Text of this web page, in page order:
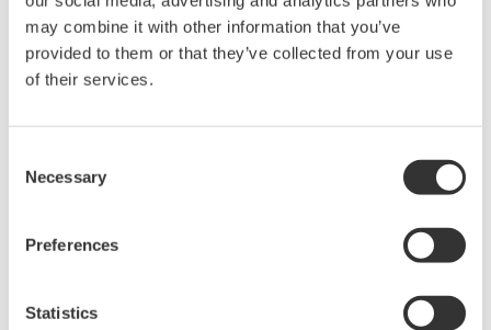
may combine it with other information that you’ve
provided to them or that they’ve collected from your use
of their services.
Selection
Necessary
Preferences
Statistics
メガソーラー用多系統連系
パワーコンディショナ計測
再エネ向け出力過渡特性や